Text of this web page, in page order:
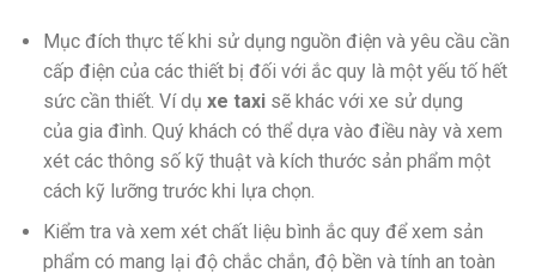
Mục đích thực tế khi sử dụng nguồn điện và yêu cầu cần
cấp điện của các thiết bị đối với ắc quy là một yếu tố hết
sức cần thiết. Ví dụ xe taxi sẽ khác với xe sử dụng
của gia đình. Quý khách có thể dựa vào điều này và xem
xét các thông số kỹ thuật và kích thước sản phẩm một
cách kỹ lưỡng trước khi lựa chọn.
Kiểm tra và xem xét chất liệu bình ắc quy để xem sản
phẩm có mang lại độ chắc chắn, độ bền và tính an toàn